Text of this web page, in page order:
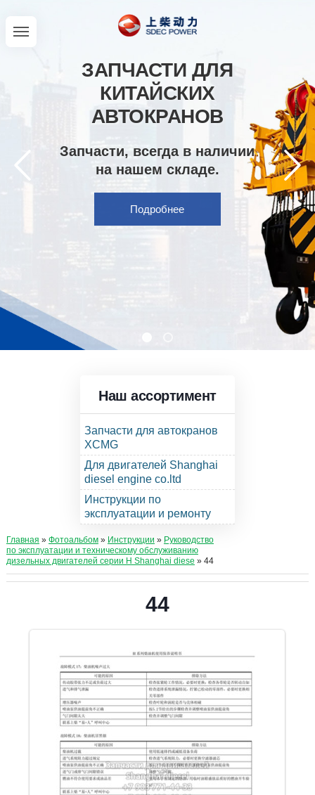
ЗАПЧАСТИ ДЛЯ
КИТАЙСКИХ
АВТОКРАНОВ
Запчасти, всегда в наличии
на нашем складе.
Подробнее
Наш ассортимент
Запчасти для автокранов
XCMG
Для двигателей Shanghai
diesel engine co.ltd
Инструкции по
эксплуатации и ремонту
Главная » Фотоальбом» Инструкции » Руководство
по эксплуатации и техническому обслуживанию
дизельных двигателей серии Н Shanghai diese » 44
44